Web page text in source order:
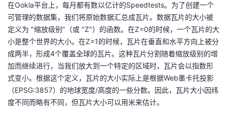
学
堂
我
持
我
的
技
术
我
的
云
在Ookla平台上，每月都有数以亿计的Speedtests。为了创建一个
可管理的数据集，我们将原始数据汇总成瓦片。数据瓦片的大小被
定义为 "缩放级别"（或 "Z"）的函数。在Z=0的时候，一个瓦片的大
小是整个世界的大小。在Z=1的时候，瓦片在垂直和水平方向上被分
成两半，形成4个覆盖全球的瓦片。这种瓦片分割随着缩放级别的增
加而继续进行，当我们放大到一个特定的区域时，瓦片会以指数形
式变小。根据这个定义，瓦片的大小实际上是根据Web墨卡托投影
（EPSG:3857）的地球宽度/高度的一些分数。因此，瓦片大小因纬
度不同而略有不同，但瓦片大小可以用米来估计。